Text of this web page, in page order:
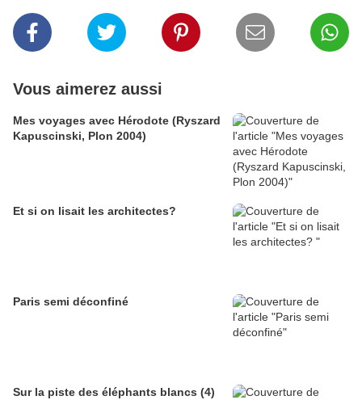
Vous aimerez aussi
Mes voyages avec Hérodote (Ryszard
Kapuscinski, Plon 2004)
Et si on lisait les architectes?
Paris semi déconfiné
Sur la piste des éléphants blancs (4)